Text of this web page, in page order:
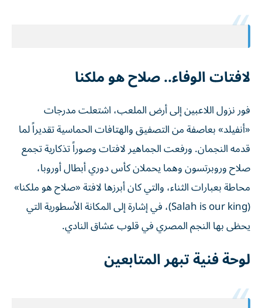
لافتات الوفاء.. صلاح هو ملكنا
فور نزول اللاعبين إلى أرض الملعب، اشتعلت مدرجات
«أنفيلد» بعاصفة من التصفيق والهتافات الحماسية تقديراً لما
قدمه النجمان. ورفعت الجماهير لافتات وصوراً تذكارية تجمع
صلاح وروبرتسون وهما يحملان كأس دوري أبطال أوروبا،
محاطة بعبارات الثناء، والتي كان أبرزها لافتة «صلاح هو ملكنا»
(Salah is our king)، في إشارة إلى المكانة الأسطورية التي
يحظى بها النجم المصري في قلوب عشاق النادي.
لوحة فنية تبهر المتابعين